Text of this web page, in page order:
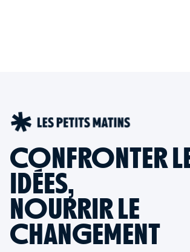
CONFRONTER
IDÉES,
NOURRIR LE
CHANGEMENT